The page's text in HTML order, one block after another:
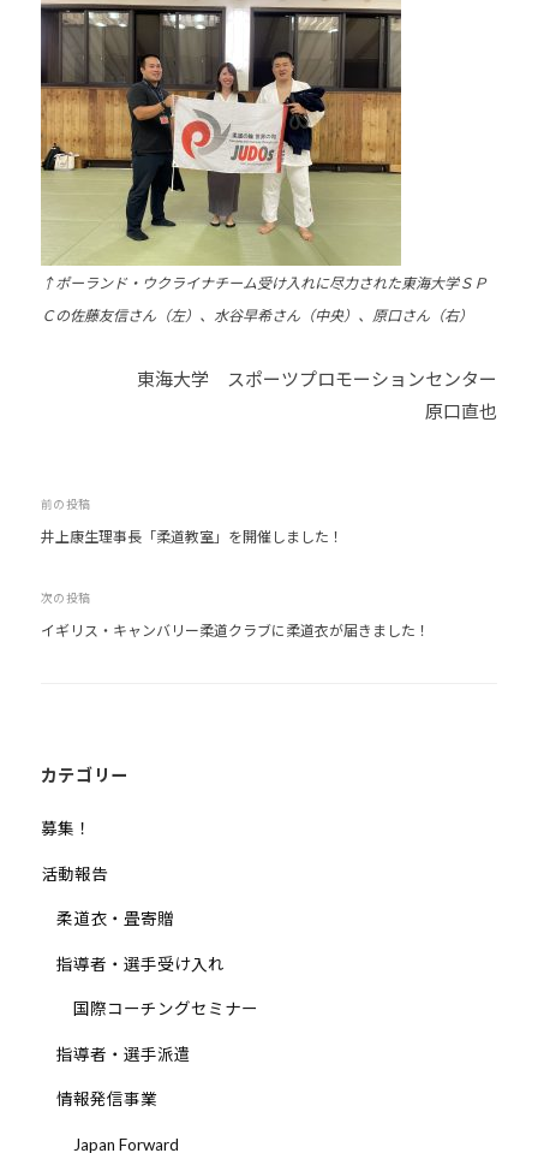
↑ポーランド・ウクライナチーム受け入れに尽力された東海大学ＳＰ
Ｃの佐藤友信さん（左）、水谷早希さん（中央）、原口さん（右）
東海大学 スポーツプロモーションセンター
原口直也
投
稿
ビ
ゲ
ン
前の投稿
井上康生理事長「柔道教室」を開催しました！
次の投稿
イギリス・キャンバリー柔道クラブに柔道衣が届きました！
カテゴリー
募集！
活動報告
柔道衣・畳寄贈
指導者・選手受け入れ
国際コーチングセミナー
指導者・選手派遣
情報発信事業
Japan Forward